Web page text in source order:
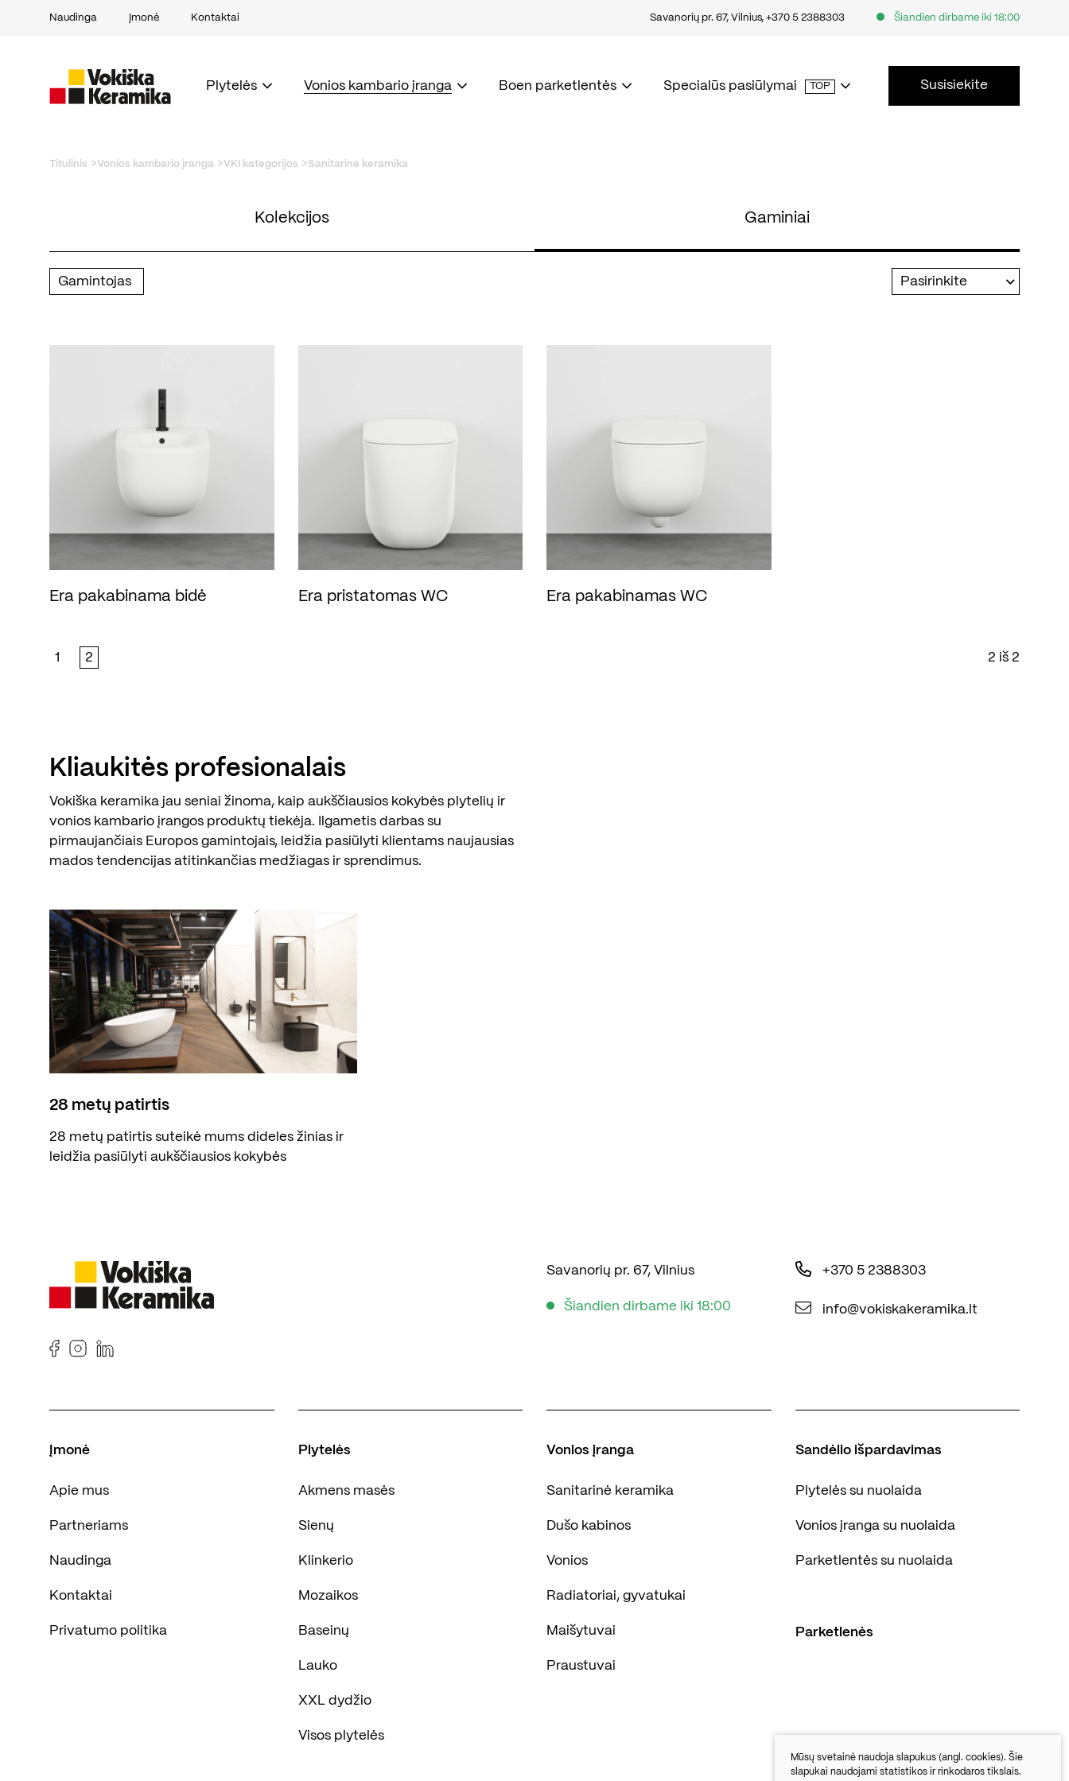
Naudinga Įmonė Kontaktai Savanorių pr. 67, Vilnius, +370 5 2388303 Šiandien dirbame iki 18:00
Plytelės Vonios kambario įranga Boen parketlentės Specialūs pasiūlymai TOP Susisiekite
Titulinis Vonios kambario įranga VKI kategorijos Sanitarinė keramika
Kolekcijos Gaminiai
Gamintojas Pasirinkite
Era pakabinama bidė Era pristatomas WC Era pakabinamas WC
1 2 2 iš 2
Kliaukitės profesionalais
Vokiška keramika jau seniai žinoma, kaip aukščiausios kokybės plytelių ir
vonios kambario įrangos produktų tiekėja. Ilgametis darbas su
pirmaujančiais Europos gamintojais, leidžia pasiūlyti klientams naujausias
mados tendencijas atitinkančias medžiagas ir sprendimus.
28 metų patirtis
28 metų patirtis suteikė mums dideles žinias ir
leidžia pasiūlyti aukščiausios kokybės
Savanorių pr. 67, Vilnius
Šiandien dirbame iki 18:00
+370 5 2388303
info@vokiskakeramika.lt
Įmonė
Apie mus
Partneriams
Naudinga
Kontaktai
Privatumo politika
Plytelės
Akmens masės
Sienų
Klinkerio
Mozaikos
Baseinų
Lauko
XXL dydžio
Visos plytelės
Vonios įranga
Sanitarinė keramika
Dušo kabinos
Vonios
Radiatoriai, gyvatukai
Maišytuvai
Praustuvai
Sandėlio išpardavimas
Plytelės su nuolaida
Vonios įranga su nuolaida
Parketlentės su nuolaida
Parketlenės
Mūsų svetainė naudoja slapukus (angl. cookies). Šie
slapukai naudojami statistikos ir rinkodaros tikslais.